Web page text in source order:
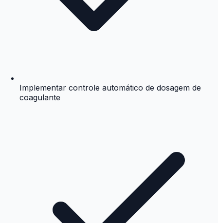
Implementar controle automático de dosagem de
coagulante